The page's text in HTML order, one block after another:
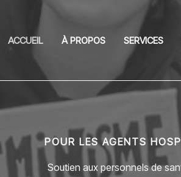
ACCUEIL À PROPOS SERVICES
POUR LES AGENTS
Soutien aux personnels de